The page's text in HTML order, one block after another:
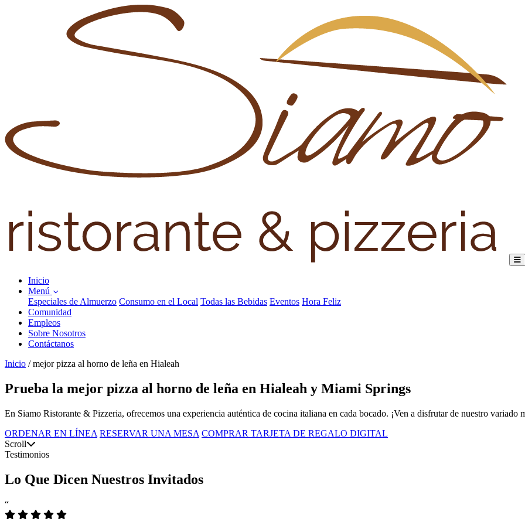
Inicio
Menú
Especiales de Almuerzo Consumo en el Local Todas las Bebidas Eventos Hora Feliz
Comunidad
Empleos
Sobre Nosotros
Contáctanos
Inicio / mejor pizza al horno de leña en Hialeah
Prueba la mejor pizza al horno de leña en Hialeah y Miami Springs
En Siamo Ristorante & Pizzeria, ofrecemos una experiencia auténtica de cocina italiana en cada bocado. ¡Ven a disfrutar de nuestro variado
ORDENAR EN LÍNEA RESERVAR UNA MESA COMPRAR TARJETA DE REGALO DIGITAL
Scroll
Testimonios
Lo Que Dicen Nuestros Invitados
“